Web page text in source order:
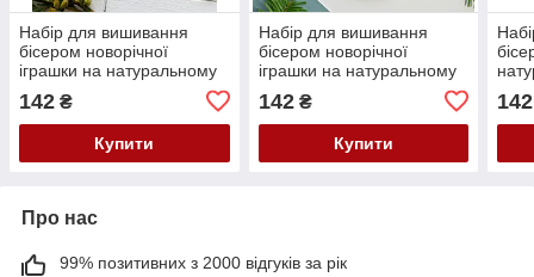
Набір для вишивання
бісером новорічної
іграшки на натуральному
"Мурздрав" Абрис Арт
ABT-025
142 ₴
Купити
Набір для вишивання
бісером новорічної
іграшки на натуральному
свята" Абрис Арт ABT-032
142₴
Купити
142
Про нас
99% позитивних з 2000 відгуків за рік